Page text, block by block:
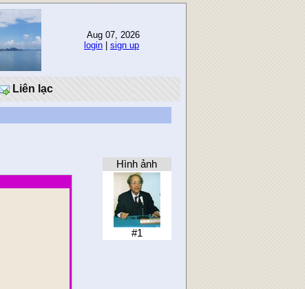
Aug 07, 2026
login
sign up
Liên lạc
Hình ảnh
#1